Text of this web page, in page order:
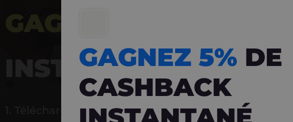
GAGNEZ 5%
INSTANTANÉ
1. Téléchargez Carlo
GAGNEZ 5% DE
CASHBACK